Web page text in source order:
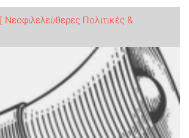
[ Νεοφιλελεύθερες Πολιτικές &